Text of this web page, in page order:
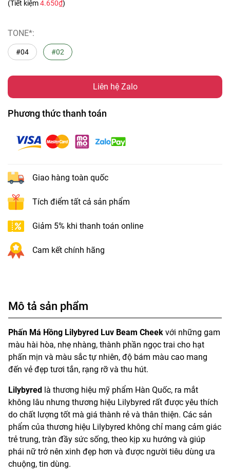
(Tiết kiệm4.650₫)
TONE*:
#04 #02
Liên hệ Zalo
Phương thức thanh toán
Giao hàng toàn quốc
Tích điểm tất cả sản phẩm
Giảm 5% khi thanh toán online
Cam kết chính hãng
Mô tả sản phẩm
Phấn Má Hồng Lilybyred Luv Beam Cheek với những gam
màu hài hòa, nhẹ nhàng, thành phần ngọc trai cho hạt
phấn mịn và màu sắc tự nhiên, độ bám màu cao mang
đến vẻ đẹp tươi tắn, rạng rỡ và thu hút.
Lilybyred
là thương hiệu mỹ phẩm Hàn Quốc, ra mắt
không lâu nhưng thương hiệu Lilybyred rất được yêu thích
do chất lượng tốt mà giá thành rẻ và thân thiện. Các sản
phẩm của thương hiệu Lilybyred không chỉ mang cảm giác
trẻ trung, tràn đầy sức sống, theo kịp xu hướng và giúp
phái nữ trở nên xinh đẹp hơn và được người tiêu dùng ưa
chuộng, tin dùng.